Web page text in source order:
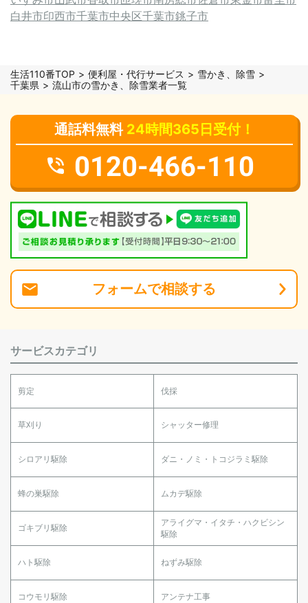
白井市印西市千葉市中央区千葉市銚子市
生活110番TOP 便利屋・代行サービス
雪かき、除雪
千葉県
流山市の雪かき、除雪業者一覧
通話料無料 24時間365日受付！
0120-466-110
フォームで相談する
サービスカテゴリ
剪定 伐採
草刈り シャッター修理
シロアリ駆除 ダニ・ノミ・トコジラミ駆除
蜂の巣駆除 ムカデ駆除
ゴキブリ駆除
アライグマ・イタチ・ハクビシン
駆除
ハト駆除 ねずみ駆除
コウモリ駆除 アンテナ工事